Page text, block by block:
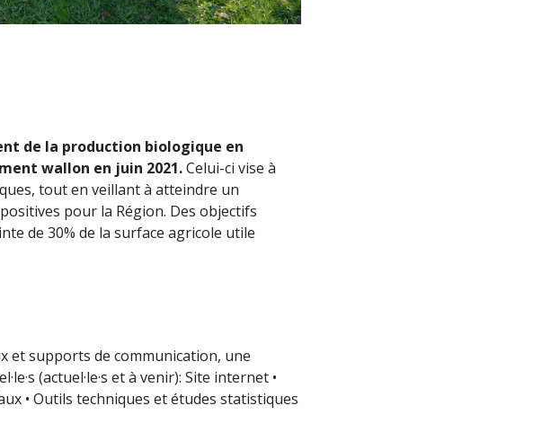
de la production biologique en
wallon en juin 2021.Celui-ci vise à
tout en veillant à atteindre un
pour la Région. Des objectifs
de 30% de la surface agricole utile
et supports de communication, une
(actuel·le·s et à venir): Site internet •
• Outils techniques et études statistiques